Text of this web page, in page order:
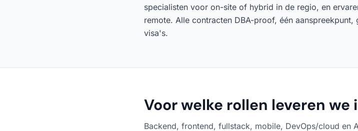
specialisten voor on-site of hybrid in de regio, en
remote. Alle contracten DBA-proof, één
visa's.
Voor welke rollen leveren we
Backend, frontend, fullstack, mobile, DevOps/cloud en